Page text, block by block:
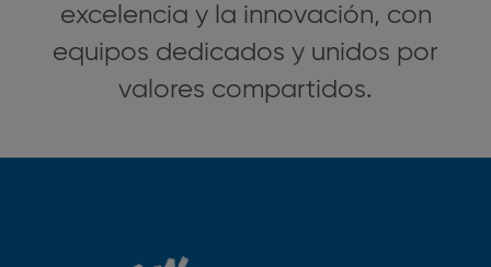
excelencia y la innovación, con
equipos dedicados y unidos por
valores compartidos.